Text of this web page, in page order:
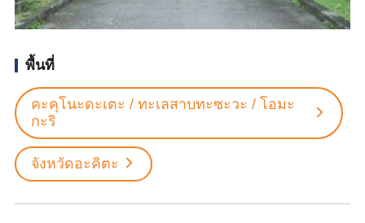
พื้นที่
คะคุโนะดะเตะ / ทะเลสาบทะซะวะ / โอมะ
กะริ
จังหวัดอะคิตะ